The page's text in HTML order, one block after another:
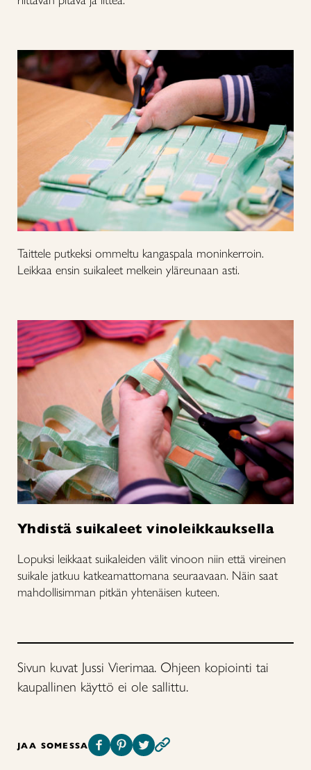
Taittele putkeksi ommeltu kangaspala moninkerroin.
Leikkaa ensin suikaleet melkein yläreunaan asti.
Yhdistä suikaleet vinoleikkauksella
Lopuksi leikkaat suikaleiden välit vinoon niin että vireinen
suikale jatkuu katkeamattomana seuraavaan. Näin saat
mahdollisimman pitkän yhtenäisen kuteen.
Sivun kuvat Jussi Vierimaa. Ohjeen kopiointi tai
kaupallinen käyttö ei ole sallittu.
JAA SOMESSA